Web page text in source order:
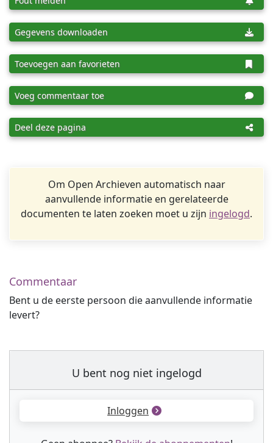
Gegevens downloaden
Toevoegen aan favorieten
Voeg commentaar toe
Deel deze pagina
Om Open Archieven automatisch naar
aanvullende informatie en gerelateerde
documenten te laten zoeken moet u zijn ingelogd.
Commentaar
Bent u de eerste persoon die aanvullende informatie
levert?
U bent nog niet ingelogd
Inloggen